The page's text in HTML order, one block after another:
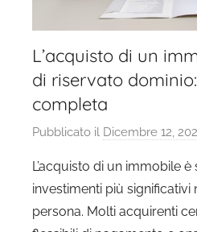
L’acquisto di un
di riservato
completa
Pubblicato il Dicembre 12,
L’acquisto di un immobile
investimenti più significativi
persona. Molti acquirenti